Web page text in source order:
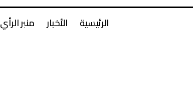
الرئيسية الأخبار منبر الرأي